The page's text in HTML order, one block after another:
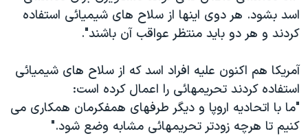
اسد بشود. هر دوی اینها از سلاح های شیمیائی استفاده
کردند و هر دو باید منتظر عواقب آن باشند".
آمریکا هم اکنون علیه افراد اسد که از سلاح های شیمیائی
استفاده کردند تحریمهائی را اعمال کرده است:
"ما با اتحادیه اروپا و دیگر طرفهای همفکرمان همکاری می
کنیم تا هرچه زودتر تحریمهائی مشابه وضع شود."